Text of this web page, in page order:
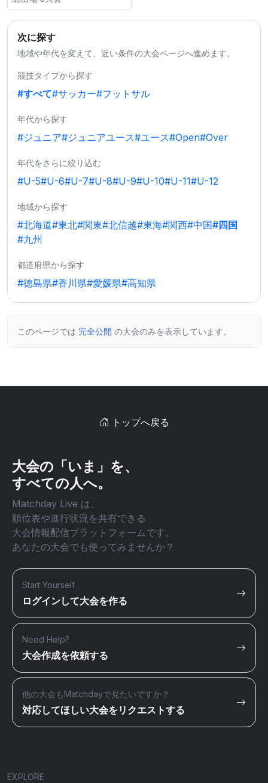
次に探す
地域や年代を変えて、近い条件の大会ページへ進めます。
競技タイプから探す
#すべて#サッカー#フットサル
年代から探す
#ジュニア#ジュニアユース#ユース#Open#Over
年代をさらに絞り込む
#U-5#U-6#U-7#U-8#U-9#U-10#U-11#U-12
地域から探す
#北海道#東北#関東#北信越#東海#関西#中国#四国
#九州
都道府県から探す
#徳島県#香川県#愛媛県#高知県
このページでは 完全公開 の大会のみを表示しています。
トップへ戻る
大会の「いま」を、
すべての人へ。
Matchday Live は、
順位表や進行状況を共有できる
大会情報配信プラットフォームです。
あなたの大会でも使ってみませんか？
Start Yourself
ログインして大会を作る
Need Help?
大会作成を依頼する
他の大会もMatchdayで見たいですか？
対応してほしい大会をリクエストする
EXPLORE